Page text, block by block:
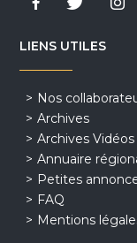
LIENS UTILES
Nos
Archives
Archives Vidéos
Annuaire
Petites
FAQ
Mentions